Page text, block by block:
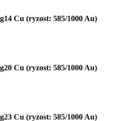
Cu (ryzost: 585/1000 Au)
Cu (ryzost: 585/1000 Au)
Cu (ryzost: 585/1000 Au)